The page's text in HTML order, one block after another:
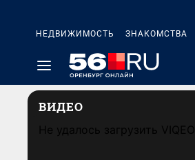
НЕДВИЖИМОСТЬ ЗНАКОМСТВА
ВИДЕО
Не удалось загрузить VIQEO